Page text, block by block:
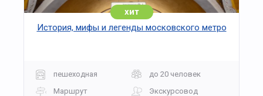
хит
История, мифы и легенды московского метро
пешеходная
до 20 человек
Маршрут
Экскурсовод